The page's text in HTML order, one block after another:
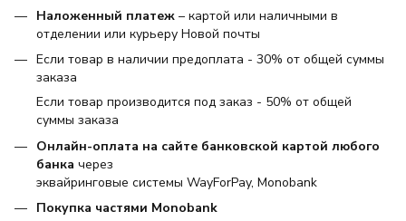
Наложенный платеж – картой или наличными в
отделении или курьеру Новой почты
Если товар в наличии предоплата - 30% от общей суммы
заказа
Если товар производится под заказ - 50% от общей
суммы заказа
Онлайн-оплата на сайте банковской картой любого
банка через
эквайринговые системы WayForPay, Monobank
Покупка частями Monobank